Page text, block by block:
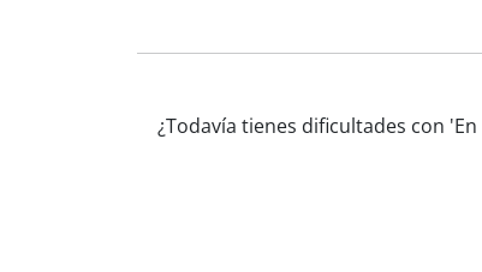
¿Todavía tienes dificultades con